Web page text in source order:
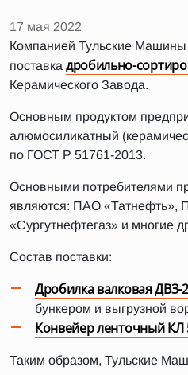
17 мая 2022
Компанией Тульские Машины
поставка дробильно-
Керамического Завода.
Основным продуктом
алюмосиликатный
по ГОСТ Р 51761-2013.
Основными потребителями
являются: ПАО «Татнефть»,
«Сургутнефтегаз» и многие
Состав поставки:
Дробилка валковая ДВЗ-
бункером и выгрузной
Конвейер ленточный КЛ
Таким образом, Тульские